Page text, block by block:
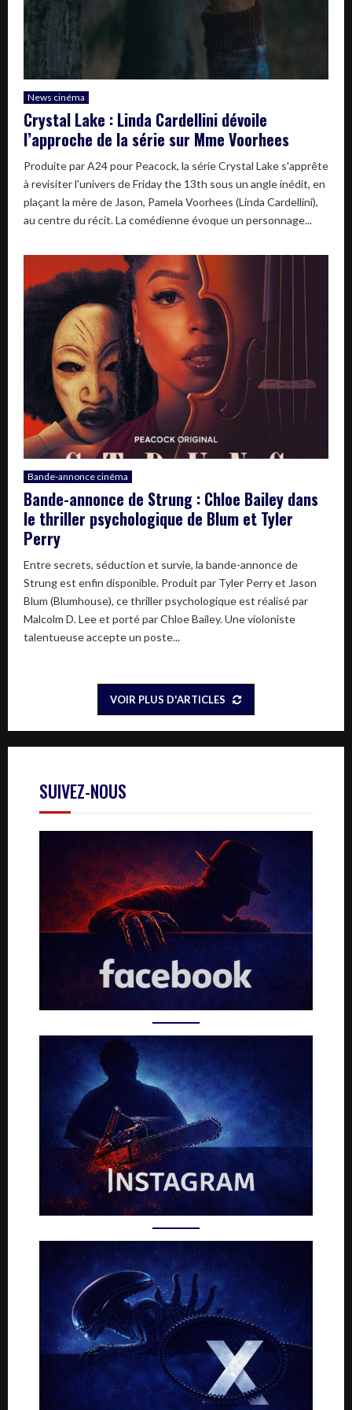
News cinéma
Crystal Lake : Linda Cardellini dévoile
l’approche de la série sur Mme Voorhees
Produite par A24 pour Peacock, la série Crystal Lake s'apprête
à revisiter l'univers de Friday the 13th sous un angle inédit, en
plaçant la mère de Jason, Pamela Voorhees (Linda Cardellini),
au centre du récit. La comédienne évoque un personnage...
Bande-annonce cinéma
Bande-annonce de Strung : Chloe Bailey dans
le thriller psychologique de Blum et Tyler
Perry
Entre secrets, séduction et survie, la bande-annonce de
Strung est enfin disponible. Produit par Tyler Perry et Jason
Blum (Blumhouse), ce thriller psychologique est réalisé par
Malcolm D. Lee et porté par Chloe Bailey. Une violoniste
talentueuse accepte un poste...
VOIR PLUS D'ARTICLES
SUIVEZ-NOUS